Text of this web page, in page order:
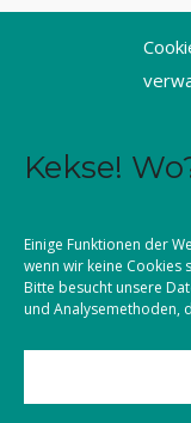
Kekse!
Einige Funktionen der
wenn wir keine Cookies
Bitte besucht unsere
und Analysemethoden,
Fax 0821 3166-3459
E-Mail:
Impressum
Kontakt